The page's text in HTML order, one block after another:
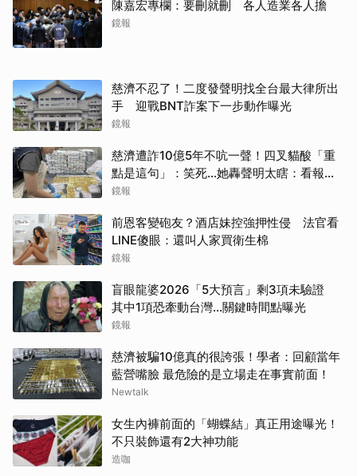
陳嘉宏專欄：要刪就刪 各人造業各人擔
鏡報
慈濟不忍了！二度發聲明找全台最大律所出
手 迎戰BNT詐案下一步動作曝光
鏡報
慈濟遭詐10億5年不吭一聲！四叉貓酸「重
點是這句」：笑死...她轟聲明太瞎：看報紙
才知被騙
鏡報
前恩客變砲友？酒店妹控強押性侵 法官看
LINE傻眼：還叫人家買衛生棉
鏡報
盲眼龍婆2026「5大預言」剩3項未驗證
其中1項恐牽動台灣...關鍵時間點曝光
鏡報
慈濟被騙10億真的很誇張！學者：回顧當年
藍營嘴臉 最危險的是立場走在事實前面！
Newtalk
女生內褲前面的「蝴蝶結」真正用途曝光！
不只裝飾還有2大神功能
造咖